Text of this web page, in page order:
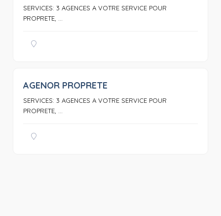
SERVICES: 3 AGENCES A VOTRE SERVICE POUR
PROPRETE, ...
AGENOR PROPRETE
SERVICES: 3 AGENCES A VOTRE SERVICE POUR
PROPRETE, ...